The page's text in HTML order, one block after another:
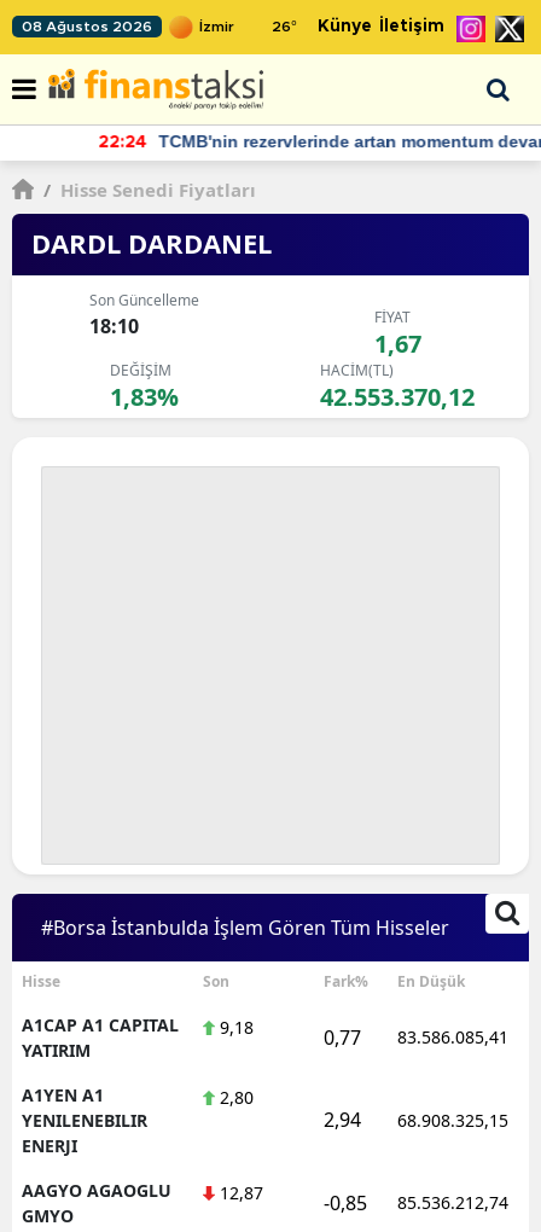
08 Ağustos 2026 26° Künye İletişim
TCMB'nin rezervlerinde artan momentum devam ediyor
/ Hisse Senedi Fiyatları
DARDL DARDANEL
Son Güncelleme
18:10 FİYAT
1,67
DEĞİŞİM
1,83%
HACİM(TL)
42.553.370,12
#Borsa İstanbulda İşlem Gören Tüm Hisseler
Hisse Son Fark% En Düşük
A1CAP A1 CAPITAL
YATIRIM
9,18 0,77 83.586.085,41
A1YEN A1
YENILENEBILIR
ENERJI
2,80
2,94 68.908.325,15
AAGYO AGAOGLU
GMYO
12,87 -0,85 85.536.212,74